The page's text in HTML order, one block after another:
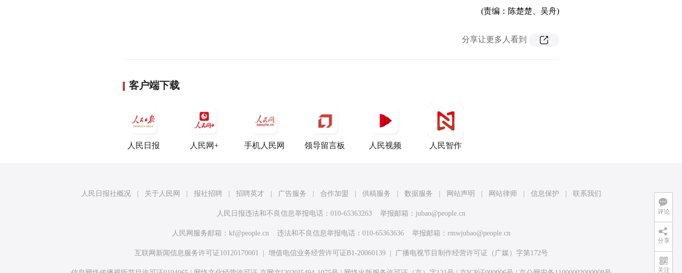
(责编：陈楚楚、吴舟)
分享让更多人看到
客户端下载
人民日报 人民网+ 手机人民网 领导留言板 人民视频 人民智作
人民日报社概况 关于人民网 报社招聘 招聘英才 广告服务 合作加盟 供稿服务 数据服务 网站声明 网站律师 信息保护 联系我们
人民日报违法和不良信息举报电话：010-65363263 举报邮箱： jubao@people.cn
人民网服务邮箱： kf@people.cn违法和不良信息举报电话：010-65363636 举报邮箱： rmwjubao@people.cn
互联网新闻信息服务许可证10120170001 增值电信业务经营许可证B1-20060139| 广播电视节目制作经营许可证（广媒）字第172号
评论
分享
关注